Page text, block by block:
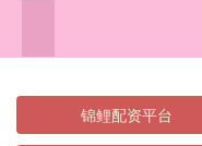
锦鲤配资平台